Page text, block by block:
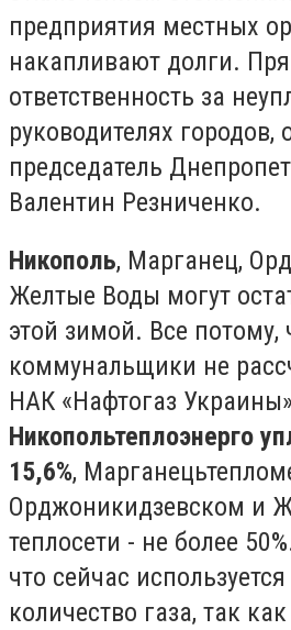
предприятия местных
накапливают долги.
ответственность за
руководителях городов,
председатель
Валентин Резниченко.
Никополь, Марганец,
Желтые Воды могут
этой зимой. Все потому,
коммунальщики не
НАК «Нафтогаз
Никопольтеплоэнерго
15,6%,
Орджоникидзевском и
теплосети - не более
что сейчас
количество газа, так